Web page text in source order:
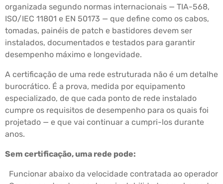
organizada segundo normas internacionais — TIA-568,
ISO/IEC 11801 e EN 50173 — que define como os cabos,
tomadas, painéis de patch e bastidores devem ser
instalados, documentados e testados para garantir
desempenho máximo e longevidade.
A certificação de uma rede estruturada não é um detalhe
burocrático. É a prova, medida por equipamento
especializado, de que cada ponto de rede instalado
cumpre os requisitos de desempenho para os quais foi
projetado — e que vai continuar a cumpri-los durante
anos.
Sem certificação, uma rede pode:
Funcionar abaixo da velocidade contratada ao operador